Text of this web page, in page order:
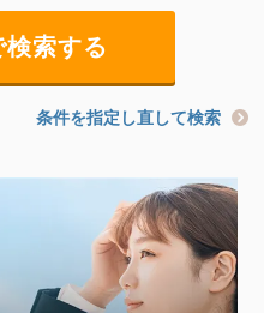
条件を指定し直して検索